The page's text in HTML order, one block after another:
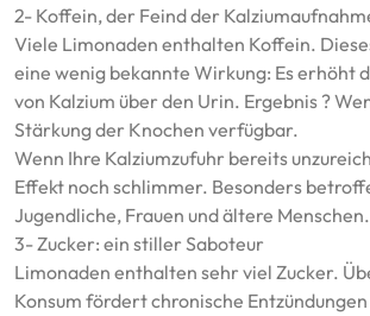
2- Koffein, der Feind der
Viele Limonaden enthalten Koffein.
eine wenig bekannte Wirkung: Es erhöht
von Kalzium über den Urin. Ergebnis ?
Stärkung der Knochen verfügbar.
Wenn Ihre Kalziumzufuhr bereits
Effekt noch schlimmer. Besonders
Jugendliche, Frauen und ältere Menschen.
3- Zucker: ein stiller Saboteur
Limonaden enthalten sehr viel Zucker.
Konsum fördert chronische